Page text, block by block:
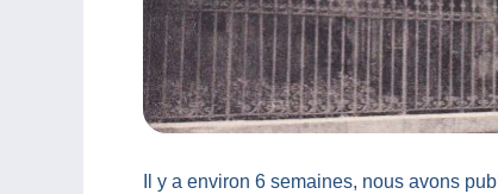
Il y a environ 6 semaines, nous avons